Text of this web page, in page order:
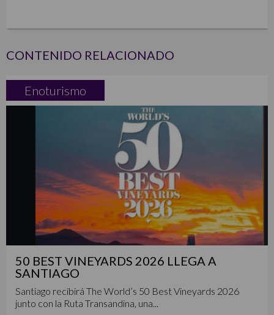
CONTENIDO RELACIONADO
Enoturismo
50 BEST VINEYARDS 2026 LLEGA A
SANTIAGO
Santiago recibirá The World’s 50 Best Vineyards 2026
junto con la Ruta Transandina, una...